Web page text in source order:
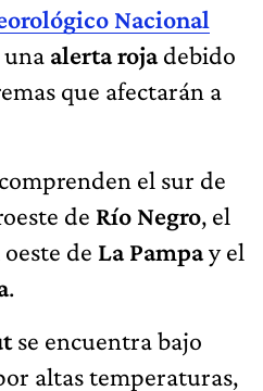
Nacional
una alerta rojadebido
que afectarán a
el sur de
de Río Negro, el
oeste de La Pampay el
.
se encuentra bajo
altas temperaturas,